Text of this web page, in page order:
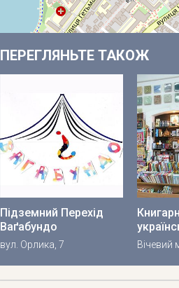
ПЕРЕГЛЯНЬТЕ ТАКОЖ
Підземний Перехід
Ваґабундо
вул. Орлика, 7 Вічевий